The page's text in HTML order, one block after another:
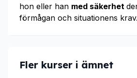
hon eller han med säkerhet
förmågan och situationens krav.
Fler kurser i ämnet